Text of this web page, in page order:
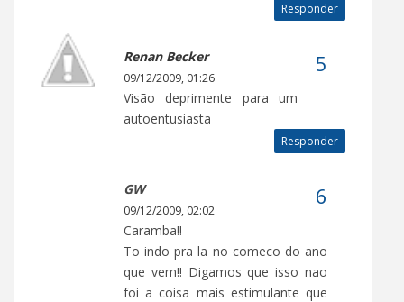
Responder
Renan Becker
09/12/2009, 01:26
Visão deprimente para um
autoentusiasta
Responder
GW
09/12/2009, 02:02
Caramba!!
To indo pra la no comeco do ano
que vem!! Digamos que isso nao
foi a coisa mais estimulante que